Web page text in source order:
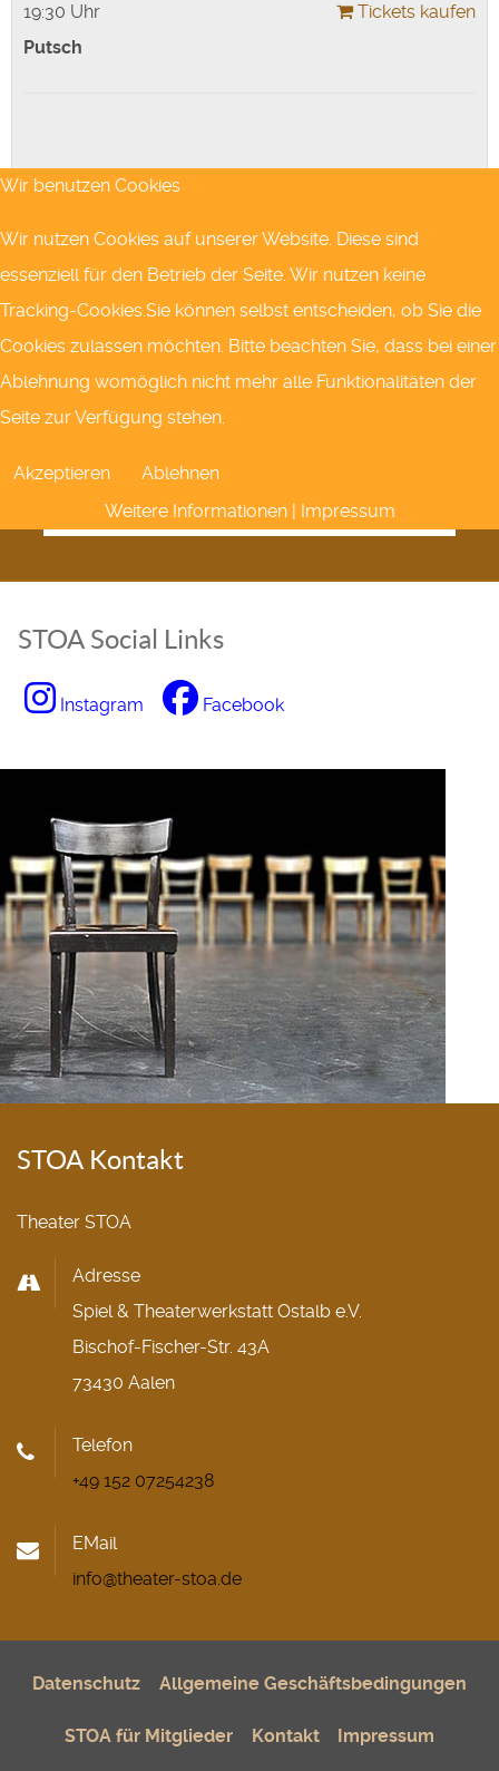
19:30 Uhr
Tickets kaufen
Putsch
STOA Social Links
Instagram Facebook
STOA Kontakt
Theater STOA
Adresse
Spiel & Theaterwerkstatt Ostalb e.V.
Bischof-Fischer-Str. 43A
73430 Aalen
Telefon
+49 152 07254238
EMail
info@theater-stoa.de
Datenschutz Allgemeine Geschäftsbedingungen
STOA für Mitglieder Kontakt Impressum
Wir benutzen Cookies
Wir nutzen Cookies auf unserer Website. Diese sind
essenziell für den Betrieb der Seite. Wir nutzen keine
Tracking-Cookies.Sie können selbst entscheiden, ob Sie die
Cookies zulassen möchten. Bitte beachten Sie, dass bei einer
Ablehnung womöglich nicht mehr alle Funktionalitäten der
Seite zur Verfügung stehen.
Akzeptieren
Ablehnen
Weitere Informationen| Impressum